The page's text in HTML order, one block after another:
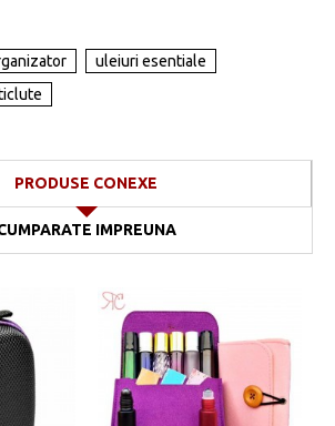
uleiuri esentiale
PRODUSE CONEXE
IMPREUNA